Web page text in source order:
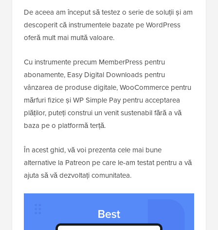
De aceea am început să testez o serie de soluții și am
descoperit că instrumentele bazate pe WordPress
oferă mult mai multă valoare.
Cu instrumente precum MemberPress pentru
abonamente, Easy Digital Downloads pentru
vânzarea de produse digitale, WooCommerce pentru
mărfuri fizice și WP Simple Pay pentru acceptarea
plăților, puteți construi un venit sustenabil fără a vă
baza pe o platformă terță.
În acest ghid, vă voi prezenta cele mai bune
alternative la Patreon pe care le-am testat pentru a vă
ajuta să vă dezvoltați comunitatea.